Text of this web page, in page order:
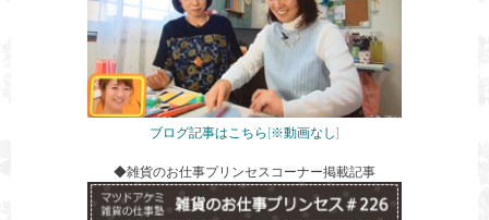
ブログ記事はこちら[※動画なし]
◆雑貨のお仕事プリンセスコーナー掲載記事